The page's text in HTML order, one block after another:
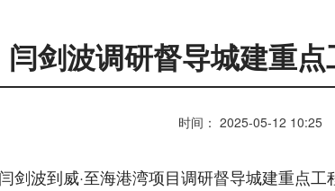
闫剑波调研督导城建重
时间： 2025-05-12 10:25
剑波到威·至海港湾项目调研督导城建重点